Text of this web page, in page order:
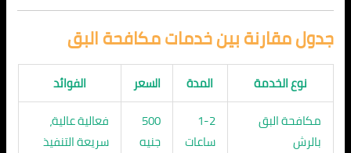
جدول مقارنة بين خدمات مكافحة البق
نوع الخدمة المدة السعر
الفوائد
مكافحة البق
بالرش
1-2
ساعات
500
جنيه
فعالية عالية،
سريعة التنفيذ